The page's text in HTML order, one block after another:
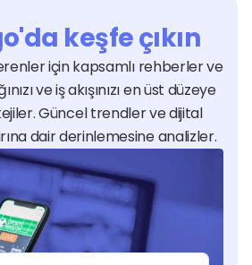
teknoloji, hukuk, tıp ve
için stratejik bir
oyun geliştiricisi hikayesini
sevdirmek için bu
makine üreticisi kullanım
doğruluğu için uzman
Freelance uzmanlar
ve yazılım gibi farklı
hakimiyetleri
uluslararası
keşfe çıkın
için kapsamlı rehberler ve
ve iş akışınızı en üst düzeye
Güncel trendler ve dijital
dair derinlemesine analizler.